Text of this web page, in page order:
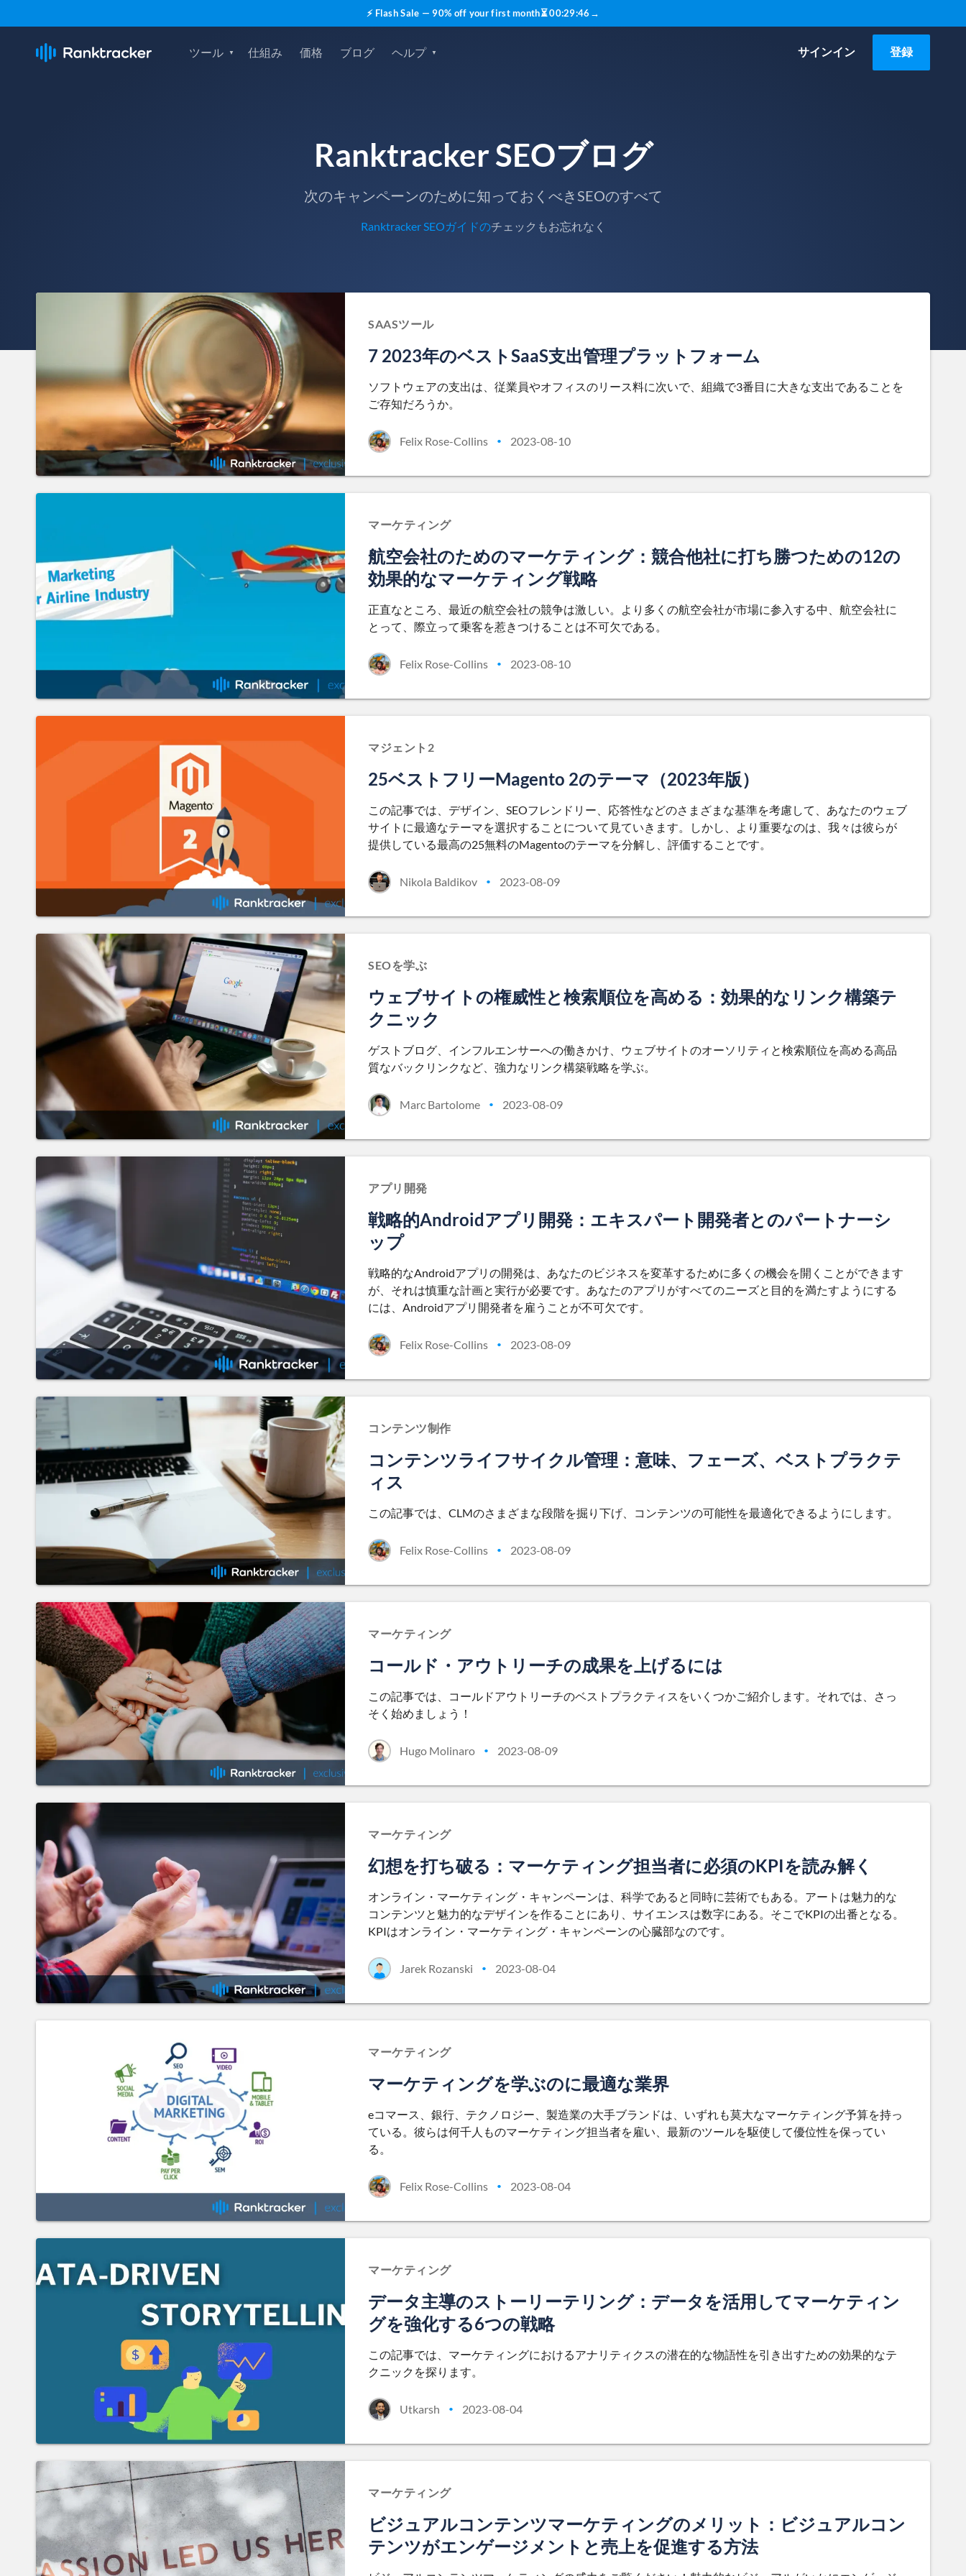
⚡ Flash Sale — 90% off your first month⏳00:29:44 →
ツール 仕組み 価格 ブログ ヘルプ サインイン 登録
Ranktracker SEOブログ
次のキャンペーンのために知っておくべきSEOのすべて
Ranktracker SEOガイドのチェックもお忘れなく
SAASツール
7 2023年のベストSaaS支出管理プラットフォーム
ソフトウェアの支出は、従業員やオフィスのリース料に次いで、組織で3番目に大きな支出であることを
ご存知だろうか。
Felix Rose-Collins • 2023-08-10
マーケティング
航空会社のためのマーケティング：競合他社に打ち勝つための12の
効果的なマーケティング戦略
正直なところ、最近の航空会社の競争は激しい。より多くの航空会社が市場に参入する中、航空会社に
とって、際立って乗客を惹きつけることは不可欠である。
Felix Rose-Collins • 2023-08-10
マジェント2
25ベストフリーMagento 2のテーマ（2023年版）
この記事では、デザイン、SEOフレンドリー、応答性などのさまざまな基準を考慮して、あなたのウェブ
サイトに最適なテーマを選択することについて見ていきます。しかし、より重要なのは、我々は彼らが
提供している最高の25無料のMagentoのテーマを分解し、評価することです。
Nikola Baldikov • 2023-08-09
SEOを学ぶ
ウェブサイトの権威性と検索順位を高める：効果的なリンク構築テ
クニック
ゲストブログ、インフルエンサーへの働きかけ、ウェブサイトのオーソリティと検索順位を高める高品
質なバックリンクなど、強力なリンク構築戦略を学ぶ。
Marc Bartolome • 2023-08-09
アプリ開発
戦略的Androidアプリ開発：エキスパート開発者とのパートナーシ
ップ
戦略的なAndroidアプリの開発は、あなたのビジネスを変革するために多くの機会を開くことができます
が、それは慎重な計画と実行が必要です。あなたのアプリがすべてのニーズと目的を満たすようにする
には、Androidアプリ開発者を雇うことが不可欠です。
Felix Rose-Collins • 2023-08-09
コンテンツ制作
コンテンツライフサイクル管理：意味、フェーズ、ベストプラクテ
ィス
この記事では、CLMのさまざまな段階を掘り下げ、コンテンツの可能性を最適化できるようにします。
Felix Rose-Collins • 2023-08-09
マーケティング
コールド・アウトリーチの成果を上げるには
この記事では、コールドアウトリーチのベストプラクティスをいくつかご紹介します。それでは、さっ
そく始めましょう！
Hugo Molinaro • 2023-08-09
マーケティング
幻想を打ち破る：マーケティング担当者に必須のKPIを読み解く
オンライン・マーケティング・キャンペーンは、科学であると同時に芸術でもある。アートは魅力的な
コンテンツと魅力的なデザインを作ることにあり、サイエンスは数字にある。そこでKPIの出番となる。
KPIはオンライン・マーケティング・キャンペーンの心臓部なのです。
Jarek Rozanski • 2023-08-04
マーケティング
マーケティングを学ぶのに最適な業界
eコマース、銀行、テクノロジー、製造業の大手ブランドは、いずれも莫大なマーケティング予算を持っ
ている。彼らは何千人ものマーケティング担当者を雇い、最新のツールを駆使して優位性を保ってい
る。
Felix Rose-Collins • 2023-08-04
マーケティング
データ主導のストーリーテリング：データを活用してマーケティン
グを強化する6つの戦略
この記事では、マーケティングにおけるアナリティクスの潜在的な物語性を引き出すための効果的なテ
クニックを探ります。
Utkarsh • 2023-08-04
マーケティング
ビジュアルコンテンツマーケティングのメリット：ビジュアルコン
テンツがエンゲージメントと売上を促進する方法